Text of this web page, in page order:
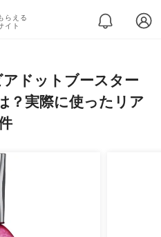
らえる
イト
ドットブースター
？実際に使ったリア